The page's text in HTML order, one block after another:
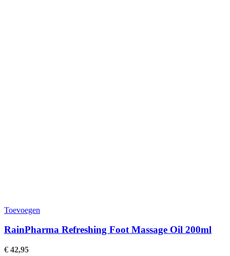
Toevoegen
RainPharma Refreshing Foot Massage Oil 200ml
€ 42,95